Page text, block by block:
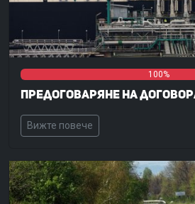
0%
0% 100%
Предоговаряне на
Вижте повече